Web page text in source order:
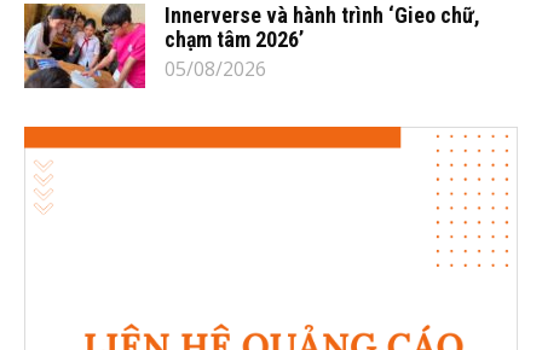
Innerverse và hành trình ‘Gieo chữ,
chạm tâm 2026’
05/08/2026